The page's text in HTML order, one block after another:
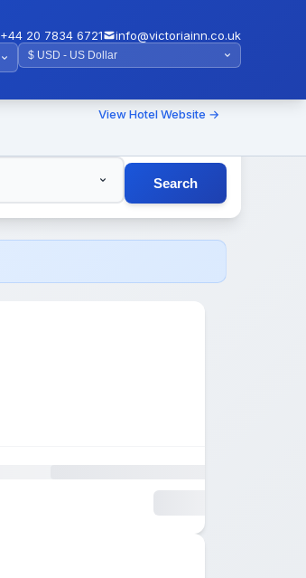
+44 20 7834 6721 info@victoriainn.co.uk
View Hotel Website →
Search